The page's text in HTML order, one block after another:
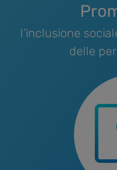
l’inclusione
delle